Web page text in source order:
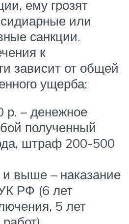
ему грозят
или
санкции.
к
зависит от общей
ущерба:
р. – денежное
полученный
штраф 200-500
выше – наказание
РФ (6 лет
5 лет